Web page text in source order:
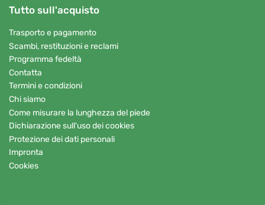
Tutto sull'acquisto
Trasporto e pagamento
Scambi, restituzioni e reclami
Programma fedeltà
Contatta
Termini e condizioni
Chi siamo
Come misurare la lunghezza del piede
Dichiarazione sull'uso dei cookies
Protezione dei dati personali
Impronta
Cookies